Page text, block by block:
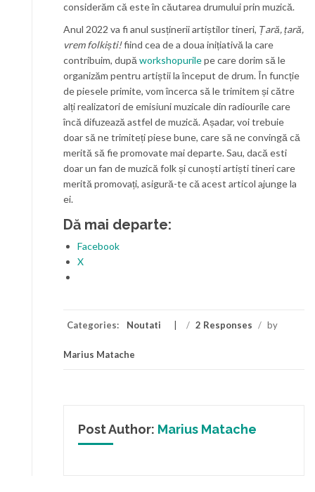
considerăm că este în căutarea drumului prin muzică.
Anul 2022 va fi anul susținerii artiștilor tineri, Țară, țară,
vrem folkiști!fiind cea de a doua inițiativă la care
contribuim, după workshopurilepe care dorim să le
organizăm pentru artiștii la început de drum. În funcție
de piesele primite, vom încerca să le trimitem și către
alți realizatori de emisiuni muzicale din radiourile care
încă difuzează astfel de muzică. Așadar, voi trebuie
doar să ne trimiteți piese bune, care să ne convingă că
merită să fie promovate mai departe. Sau, dacă esti
doar un fan de muzică folk și cunoști artiști tineri care
merită promovați, asigură-te că acest articol ajunge la
ei.
Dă mai departe:
Facebook
X
Categories: Noutati / 2 Responses / by
Marius Matache
Post Author: Marius Matache